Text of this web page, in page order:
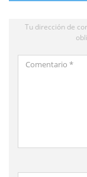
Tu dirección de
Comentario